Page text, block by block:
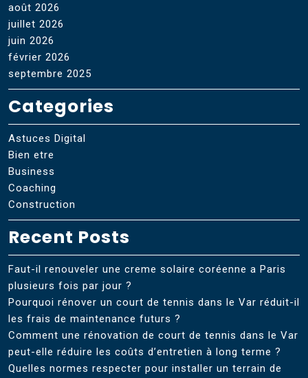
août 2026
juillet 2026
juin 2026
février 2026
septembre 2025
Categories
Astuces Digital
Bien etre
Business
Coaching
Construction
Recent Posts
Faut-il renouveler une creme solaire coréenne a Paris
plusieurs fois par jour ?
Pourquoi rénover un court de tennis dans le Var réduit-il
les frais de maintenance futurs ?
Comment une rénovation de court de tennis dans le Var
peut-elle réduire les coûts d’entretien à long terme ?
Quelles normes respecter pour installer un terrain de